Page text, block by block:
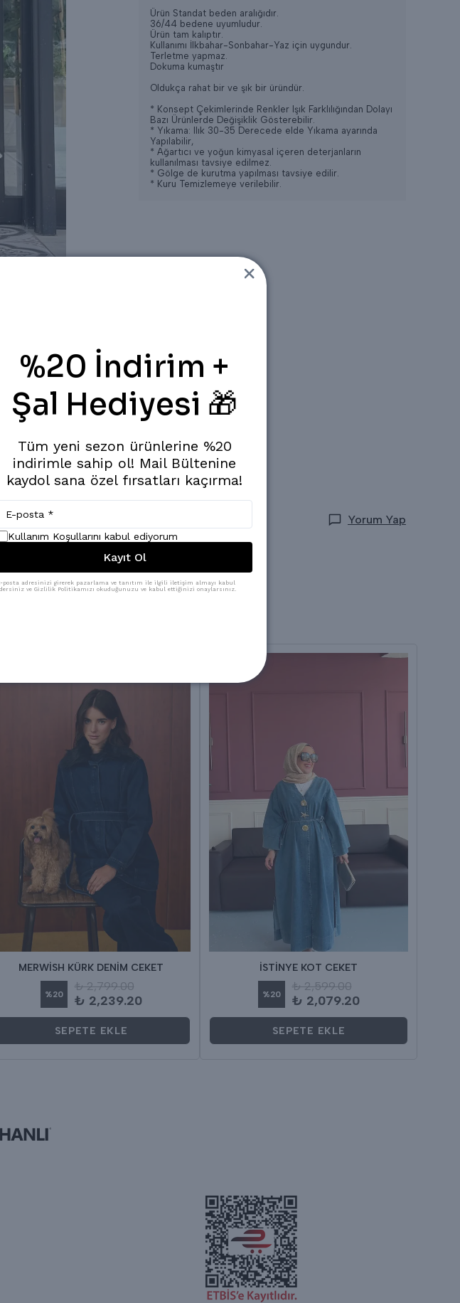
Ürün Standat beden aralığıdır.
36/44 bedene uyumludur.
Ürün tam kalıptır.
Kullanımı İlkbahar-Sonbahar-Yaz için uygundur.
Terletme yapmaz.
Dokuma kumaştır
Oldukça rahat bir ve şık bir üründür.
* Konsept Çekimlerinde Renkler Işık Farklılığından Dolayı
Bazı Ürünlerde Değişiklik Gösterebilir.
* Yıkama: Ilık 30-35 Derecede elde Yıkama ayarında
Yapılabilir,
* Ağartıcı ve yoğun kimyasal içeren deterjanların
kullanılması tavsiye edilmez.
* Gölge de kurutma yapılması tavsiye edilir.
* Kuru Temizlemeye verilebilir.
Yorum Yap
MERWİSH KÜRK DENİM CEKET
%20
₺ 2,799.00
₺ 2,239.20
SEPETE EKLE
İSTİNYE KOT CEKET
%20
₺ 2,599.00
₺ 2,079.20
SEPETE EKLE
%20 İndirim +
Şal Hediyesi 🎁
Tüm yeni sezon ürünlerine %20
indirimle sahip ol! Mail Bültenine
kaydol sana özel fırsatları kaçırma!
Kullanım Koşullarını kabul ediyorum
Kayıt Ol
posta adresinizi girerek pazarlama ve tanıtım ile ilgili iletişim almayı kabul
ve Gizlilik Politikamızı okuduğunuzu ve kabul ettiğinizi onaylarsınız.